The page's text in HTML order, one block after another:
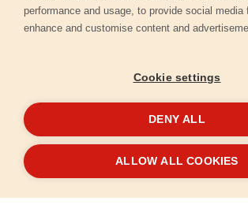
© 2026extol.hu- Minden jog
Kapcsolat
Garancia regisztráció
LétrehoztaFEO
performance and usage, to provide social media
enhance and customise content and
Cookie settings
DENY ALL
ALLOW ALL COOKIES